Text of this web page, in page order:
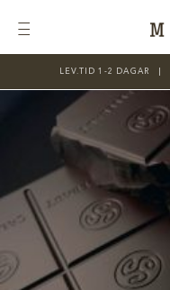
Toggle
KATEGORIER
Nyheter
Prisnedsatt
Choklad
Chokladfärger
Chokladkurser